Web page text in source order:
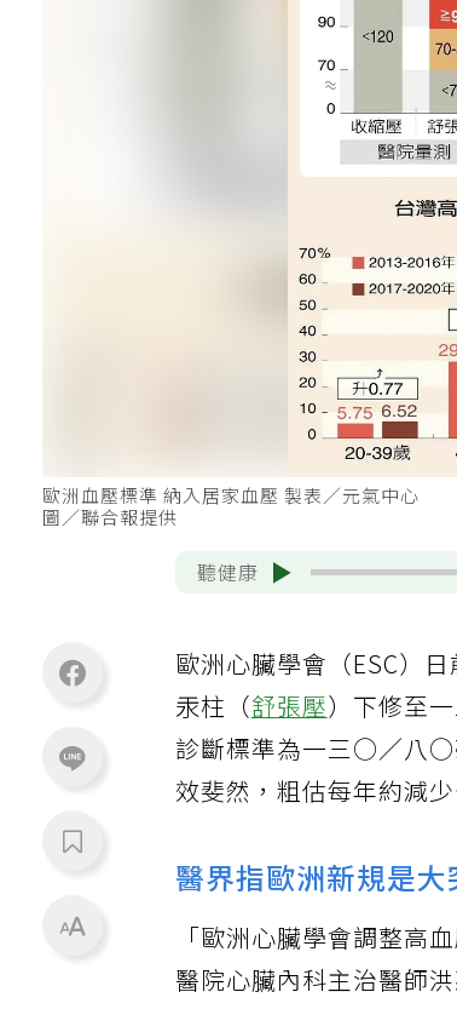
歐洲血壓標準 納入居家血壓 製表／元氣中心
圖／聯合報提供
聽健康
歐洲心臟學會（ESC）
汞柱（舒張壓）下修至
診斷標準為一三○／八○
效斐然，粗估每年約減
醫界指歐洲新規是大
「歐洲心臟學會調整高
醫院心臟內科主治醫師